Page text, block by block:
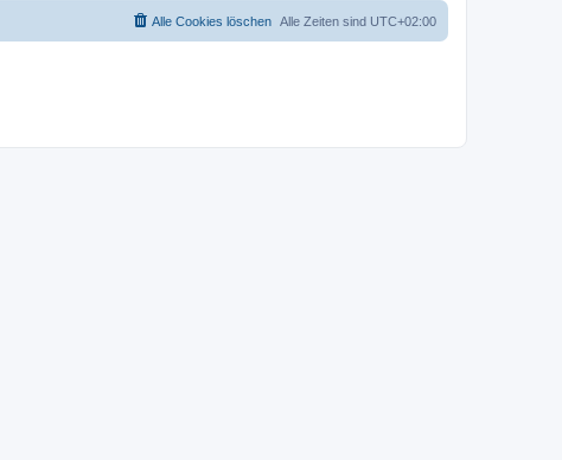
Alle Zeiten sind UTC+02:00
Alle Cookies löschen